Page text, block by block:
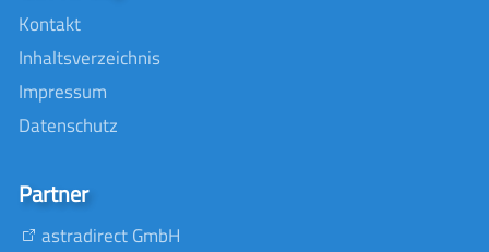
Kontakt
Inhaltsverzeichnis
Impressum
Datenschutz
Partner
astradirect GmbH